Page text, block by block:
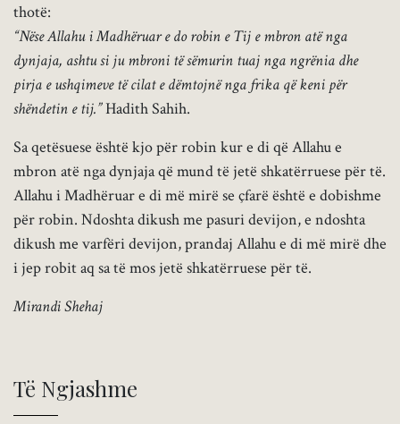
thotë:
“Nëse Allahu i Madhëruar e do robin e Tij e mbron atë nga
dynjaja, ashtu si ju mbroni të sëmurin tuaj nga ngrënia dhe
pirja e ushqimeve të cilat e dëmtojnë nga frika që keni për
shëndetin e tij.”Hadith Sahih.
Sa qetësuese është kjo për robin kur e di që Allahu e
mbron atë nga dynjaja që mund të jetë shkatërruese për të.
Allahu i Madhëruar e di më mirë se çfarë është e dobishme
për robin. Ndoshta dikush me pasuri devijon, e ndoshta
dikush me varfëri devijon, prandaj Allahu e di më mirë dhe
i jep robit aq sa të mos jetë shkatërruese për të.
Mirandi Shehaj
Të Ngjashme